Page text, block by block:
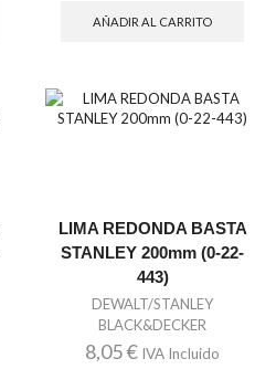
AÑADIR AL CARRITO
LIMA REDONDA BASTA
STANLEY 200mm (0-22-
443)
DEWALT/STANLEY
BLACK&DECKER
8,05€ IVA Incluido